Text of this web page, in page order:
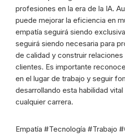
profesiones en la era de la IA.
puede mejorar la eficiencia en
empatía seguirá siendo
seguirá siendo necesaria para
de calidad y construir
clientes. Es importante
en el lugar de trabajo y seguir
desarrollando esta habilidad
cualquier carrera.
Empatía #Tecnología #Trabajo